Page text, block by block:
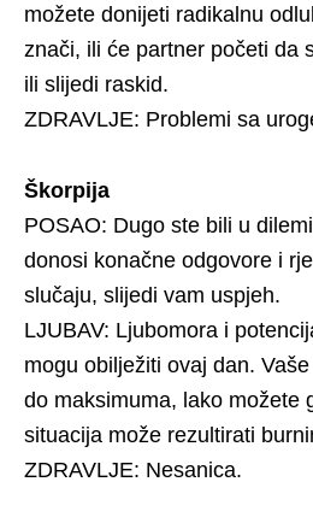
možete donijeti radikalnu
znači, ili će partner početi da
ili slijedi raskid.
ZDRAVLJE: Problemi sa
Škorpija
POSAO: Dugo ste bili u
donosi konačne odgovore i
slučaju, slijedi vam uspjeh.
LJUBAV: Ljubomora i
mogu obilježiti ovaj dan.
do maksimuma, lako možete
situacija može rezultirati
ZDRAVLJE: Nesanica.